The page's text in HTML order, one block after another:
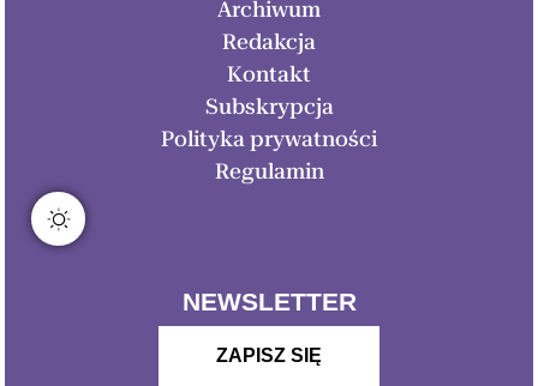
Archiwum
Redakcja
Kontakt
Subskrypcja
Polityka prywatności
Regulamin
NEWSLETTER
ZAPISZ SIĘ